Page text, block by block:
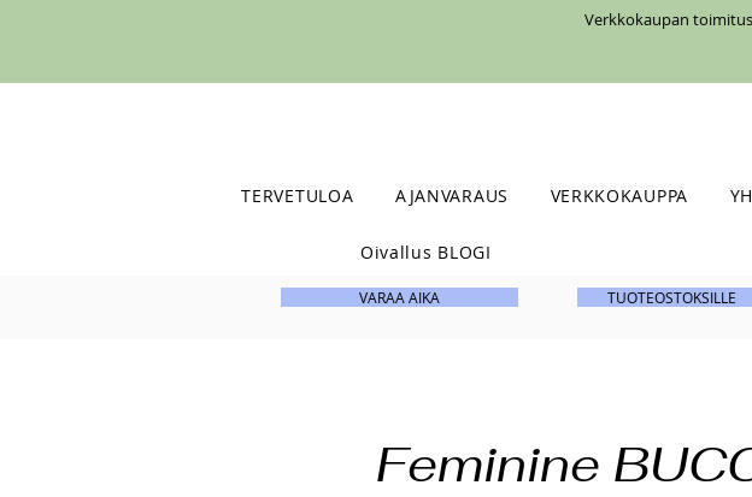
Verkkokaupan
TERVETULOA AJANVARAUS VERKKOKAUPPA
Oivallus BLOGI
VARAA AIKA TUOTEOSTOKSILLE
Feminine